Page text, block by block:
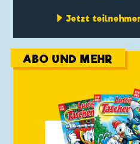
Jetzt
ABO UND MEHR